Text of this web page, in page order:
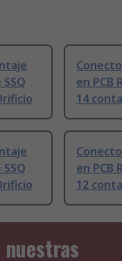
en PCB
14
en PCB
12